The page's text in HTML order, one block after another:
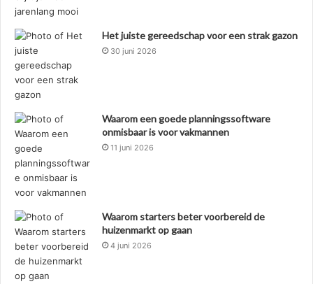
Het juiste gereedschap voor een strak gazon
30 juni 2026
Waarom een goede planningssoftware
onmisbaar is voor vakmannen
11 juni 2026
Waarom starters beter voorbereid de
huizenmarkt op gaan
4 juni 2026